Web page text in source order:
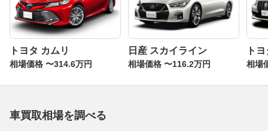
トヨタ カムリ
相場価格 〜314.6万円
日産 スカイライン
相場価格 〜116.2万円
ト
相場
車買取相場を調べる